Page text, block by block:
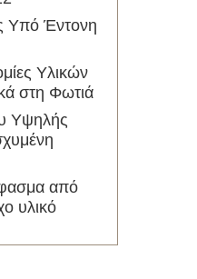
Υπό Έντονη
Υλικών
στη Φωτιά
Υψηλής
από
υλικό